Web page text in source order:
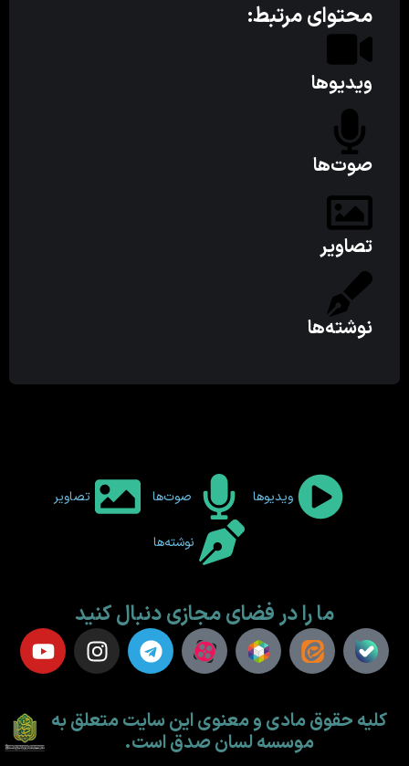
محتوای مرتبط:
ویدیوها
صوت‌ها
تصاویر
نوشته‌ها
ویدیوها صوت‌ها تصاویر
نوشته‌ها
ما را در فضای مجازی دنبال کنید
کلیه حقوق مادی و معنوی این سایت متعلق به
موسسه لسان صدق است.